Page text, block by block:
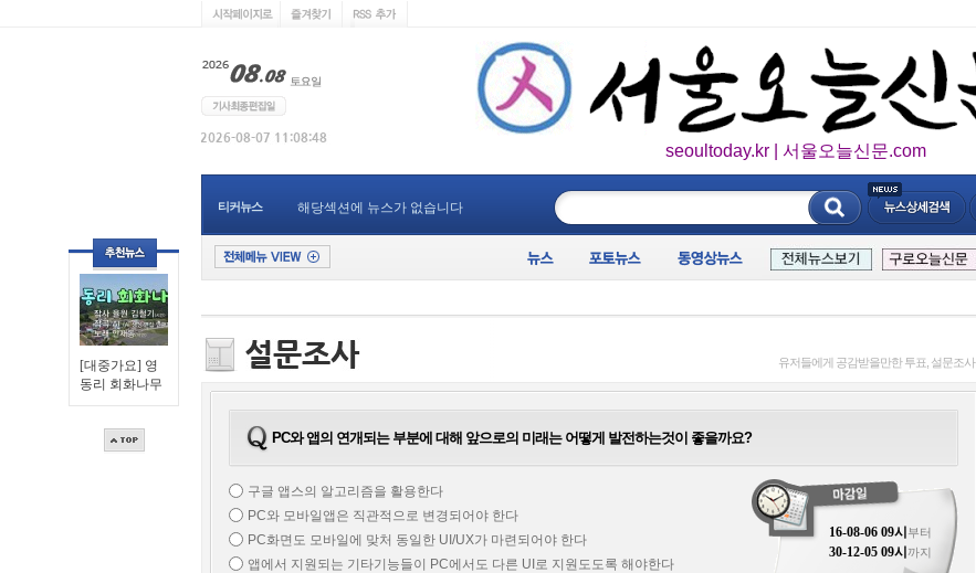
[대중가요] 영
동리 회화나무
seoultoday.kr | 서울오늘신문.com
티커뉴스 해당섹션에 뉴스가 없습니다
유저들에게 공감받을만한 투표, 설문조사
PC와 앱의 연개되는 부분에 대해 앞으로의 미래는 어떻게 발전하는것이 좋을까요?
구글 앱스의 알고리즘을 활용한다
PC와 모바일앱은 직관적으로 변경되어야 한다
PC화면도 모바일에 맞처 동일한 UI/UX가 마련되어야 한다
앱에서 지원되는 기타기능들이 PC에서도 다른 UI로 지원도도록 해야한다
16-08-06 09시 부터
30-12-05 09시 까지